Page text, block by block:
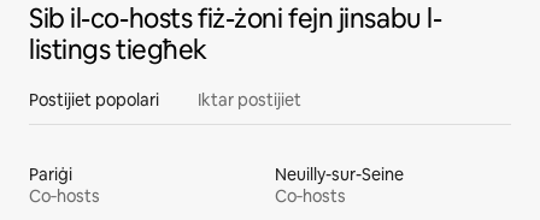
Sib il-co-hosts fiż-żoni fejn jinsabu l-
listings tiegħek
Postijiet popolari Iktar postijiet
Pariġi
Co‑hosts
Neuilly-sur-Seine
Co‑hosts